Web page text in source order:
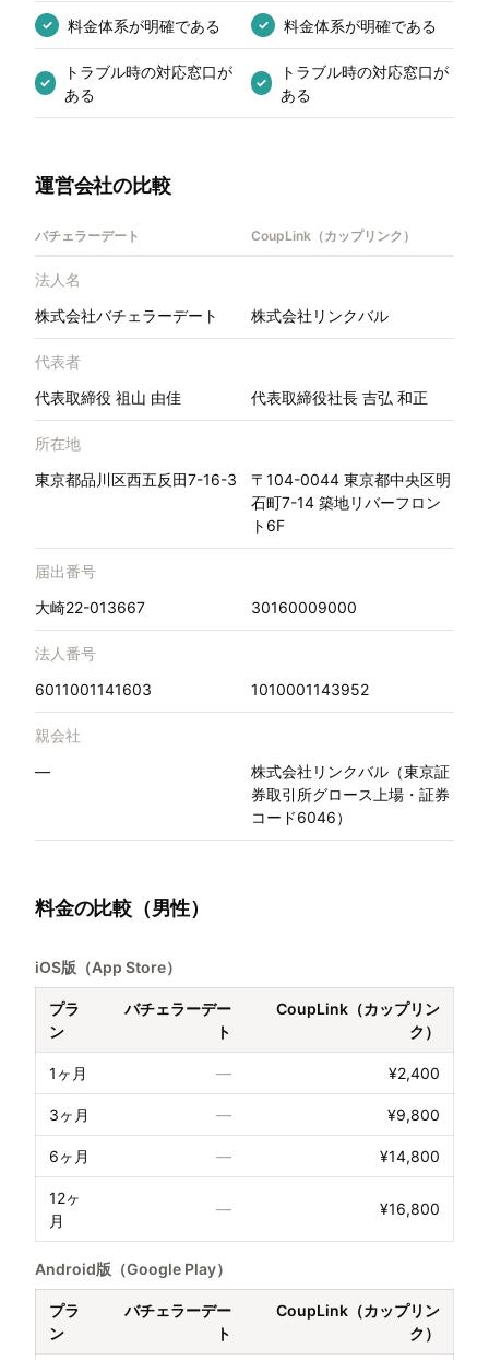
✓ 料金体系が明確である ✓ 料金体系が明確である
✓
トラブル時の対応窓口が
ある
✓
トラブル時の対応窓口が
ある
運営会社の比較
バチェラーデート CoupLink（カップリンク）
法人名
株式会社バチェラーデート
株式会社リンクバル
代表者
代表取締役 祖山 由佳
代表取締役社長 吉弘 和正
所在地
東京都品川区西五反田7-16-3
〒104-0044 東京都中央区明
石町7-14 築地リバーフロン
ト6F
届出番号
大崎22-013667
30160009000
法人番号
6011001141603
1010001143952
親会社
—
株式会社リンクバル（東京証
券取引所グロース上場・証券
コード6046）
料金の比較（男性）
iOS版（App Store）
プラ
ン
バチェラーデー
ト
CoupLink（カップリン
ク）
1ヶ月 — ¥2,400
3ヶ月 — ¥9,800
6ヶ月 — ¥14,800
12ヶ
月
— ¥16,800
Android版（Google Play）
プラ
ン
バチェラーデー
ト
CoupLink（カップリン
ク）